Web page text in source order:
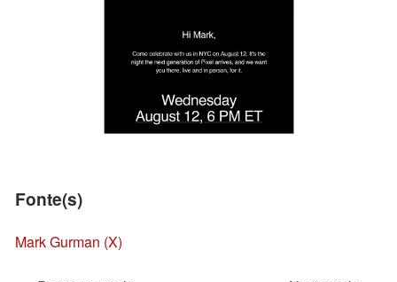
Fonte(s)
Mark Gurman (X)